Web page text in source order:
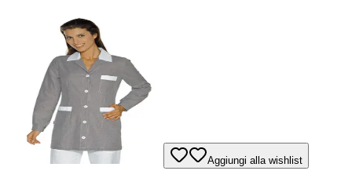
Aggiungi alla wishlist